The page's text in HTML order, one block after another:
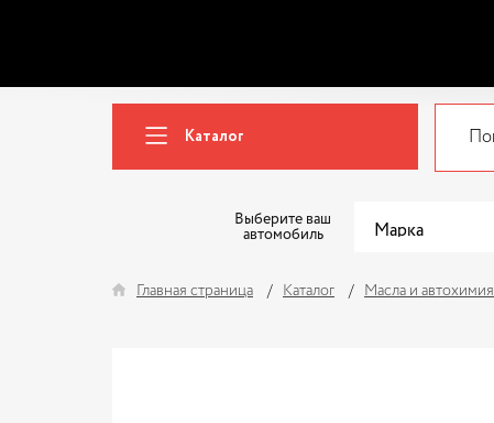
Каталог
Выберите ваш
автомобиль
Главная страница Каталог Масла и автохимия